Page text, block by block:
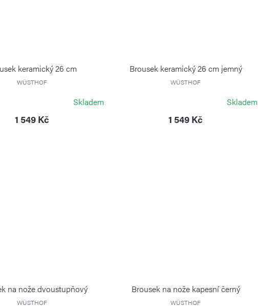
keramický 26 cm
WÜSTHOF
Skladem
1 549 Kč
Brousek keramický 26 cm jemný
WÜSTHOF
Skladem
1 549 Kč
na nože dvoustupňový
WÜSTHOF
Brousek na nože kapesní černý
WÜSTHOF